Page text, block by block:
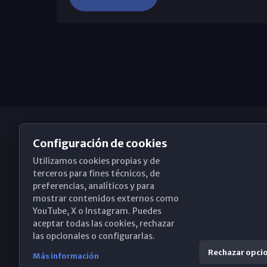
Obispado de Málaga
Santa María, 18-20. 29015 Málaga
(+34) 952 224 386
Configuración de cookies
Utilizamos cookies propias y de
terceros para fines técnicos, de
preferencias, analíticos y para
mostrar contenidos externos como
YouTube, X o Instagram. Puedes
aceptar todas las cookies, rechazar
las opcionales o configurarlas.
Más información Rechazar